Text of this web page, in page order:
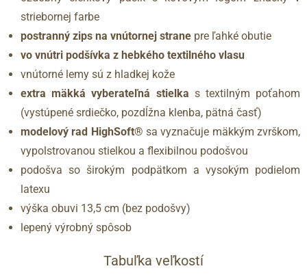
striebornej farbe
postranný zips na vnútornej strane pre ľahké obutie
vo vnútri podšívka z hebkého textilného vlasu
vnútorné lemy sú z hladkej kože
extra mäkká vyberateľná stielka s textilným poťahom
(vystúpené srdiečko, pozdĺžna klenba, pätná časť)
modelový rad HighSoft® sa vyznačuje mäkkým zvrškom,
vypolstrovanou stielkou a flexibilnou podošvou
podošva so širokým podpätkom a vysokým podielom
latexu
výška obuvi 13,5 cm (bez podošvy)
lepený výrobný spôsob
Tabuľka veľkostí